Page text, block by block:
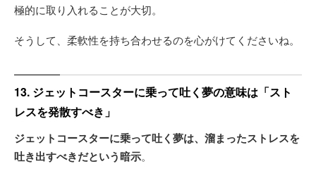
極的に取り入れることが大切。
そうして、柔軟性を持ち合わせるのを心がけてくださいね。
13. ジェットコースターに乗って吐く夢の意味は「スト
レスを発散すべき」
ジェットコースターに乗って吐く夢は、溜まったストレスを
吐き出すべきだという暗示。